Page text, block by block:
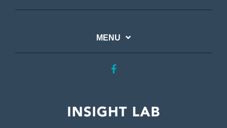
MENU